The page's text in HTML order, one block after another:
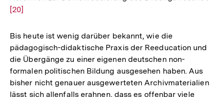
[20]
Bis heute ist wenig darüber bekannt, wie die
pädagogisch-didaktische Praxis der Reeducation und
die Übergänge zu einer eigenen deutschen non-
formalen politischen Bildung ausgesehen haben. Aus
bisher nicht genauer ausgewerteten Archivmaterialien
lässt sich allenfalls erahnen, dass es offenbar viele